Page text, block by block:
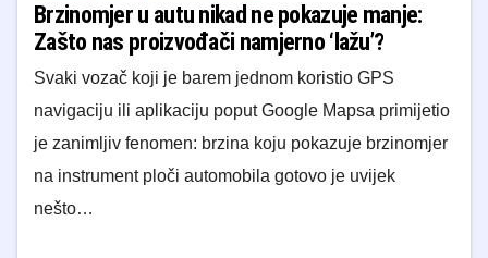
Brzinomjer u autu nikad ne pokazuje manje:
Zašto nas proizvođači namjerno ‘lažu’?
Svaki vozač koji je barem jednom koristio GPS
navigaciju ili aplikaciju poput Google Mapsa primijetio
je zanimljiv fenomen: brzina koju pokazuje brzinomjer
na instrument ploči automobila gotovo je uvijek
nešto…